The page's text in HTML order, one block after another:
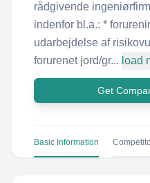
rådgivende
indenfor bl.a.: *
udarbejdelse af
forurenet jord/gr... load
Get
Basic Information